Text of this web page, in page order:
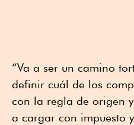
“Va a ser un camino
definir cuál de los
con la regla de origen
a cargar con impuesto